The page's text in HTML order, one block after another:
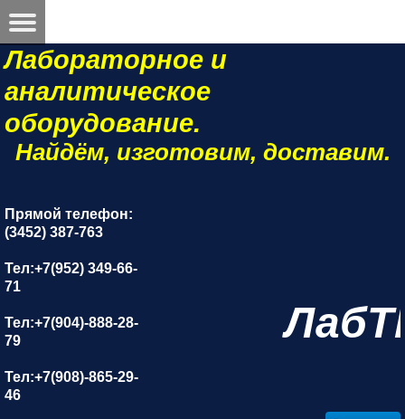
Лабораторное и
аналитическое
оборудование.
Найдём, изготовим, доставим.
Прямой телефон:
(3452) 387-763
Тел:+7(952) 349-66-
71
Тел:+7(904)-888-28-
79
Тел:+7(908)-865-29-
46